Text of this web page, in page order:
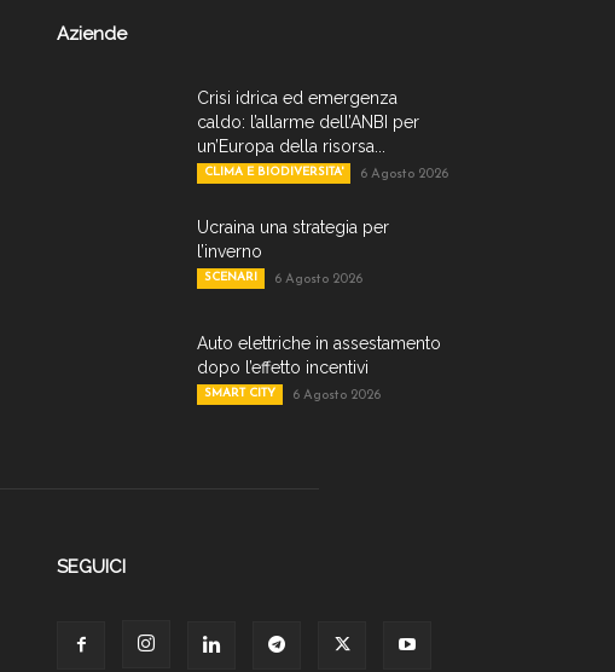
Aziende
Crisi idrica ed emergenza
caldo: l’allarme dell’ANBI per
un’Europa della risorsa...
CLIMA E BIODIVERSITA' 6 Agosto 2026
Ucraina una strategia per
l’inverno
SCENARI 6 Agosto 2026
Auto elettriche in assestamento
dopo l’effetto incentivi
SMART CITY 6 Agosto 2026
SEGUICI